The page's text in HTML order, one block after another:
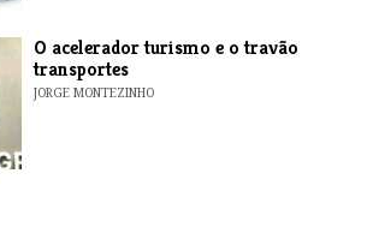
O acelerador turismo e o travão
transportes
JORGE MONTEZINHO